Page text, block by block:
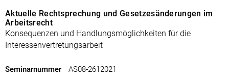
Aktuelle Rechtsprechung und Gesetzesänderungen im
Arbeitsrecht
Konsequenzen und Handlungsmöglichkeiten für die
Interessenvertretungsarbeit
Seminarnummer
AS08-2612021